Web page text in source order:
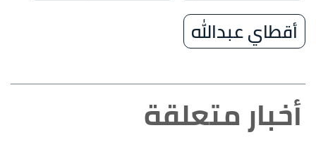
أقطاي عبدالله
أخبار متعلقة